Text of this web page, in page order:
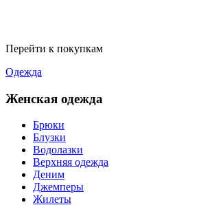
Перейти к покупкам
Одежда
Женская одежда
Брюки
Блузки
Водолазки
Верхняя одежда
Деним
Джемперы
Жилеты